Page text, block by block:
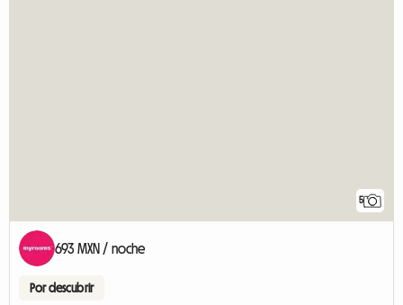
5
693 MXN / noche
Por descubrir